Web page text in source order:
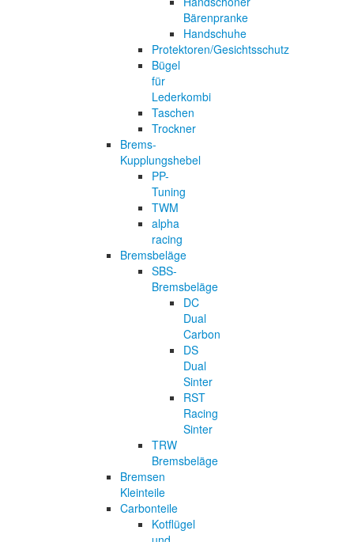
Bärenpranke
Handschuhe
Protektoren/Gesichtsschutz
Bügel
für
Lederkombi
Taschen
Trockner
Brems-
Kupplungshebel
PP-
Tuning
TWM
alpha
racing
Bremsbeläge
SBS-
Bremsbeläge
DC
Dual
Carbon
DS
Dual
Sinter
RST
Racing
Sinter
TRW
Bremsbeläge
Bremsen
Kleinteile
Carbonteile
Kotflügel